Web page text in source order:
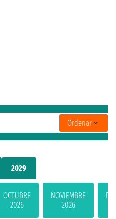
2029
OCTUBRE
2026
NOVIEMBRE
2026
Ordenar